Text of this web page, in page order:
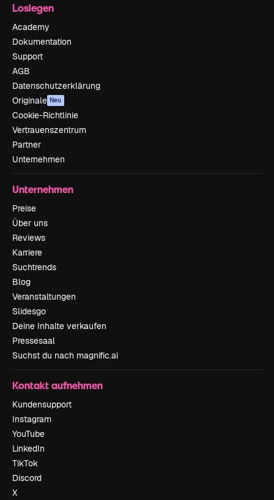
Loslegen
Academy
Dokumentation
Support
AGB
Datenschutzerklärung
Originale Neu
Cookie-Richtlinie
Vertrauenszentrum
Partner
Unternehmen
Unternehmen
Preise
Über uns
Reviews
Karriere
Suchtrends
Blog
Veranstaltungen
Slidesgo
Deine Inhalte verkaufen
Pressesaal
Suchst du nach magnific.ai
Kontakt aufnehmen
Kundensupport
Instagram
YouTube
LinkedIn
TikTok
Discord
X